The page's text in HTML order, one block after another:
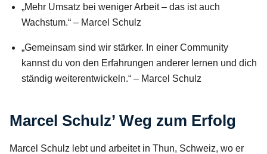
„Mehr Umsatz bei weniger Arbeit – das ist auch
Wachstum.“ – Marcel Schulz
„Gemeinsam sind wir stärker. In einer Community
kannst du von den Erfahrungen anderer lernen und dich
ständig weiterentwickeln.“ – Marcel Schulz
Marcel Schulz’ Weg zum Erfolg
Marcel Schulz lebt und arbeitet in Thun, Schweiz, wo er